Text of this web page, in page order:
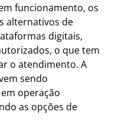
funcionamento, os
alternativos de
digitais,
o que tem
o atendimento. A
sendo
operação
as opções de